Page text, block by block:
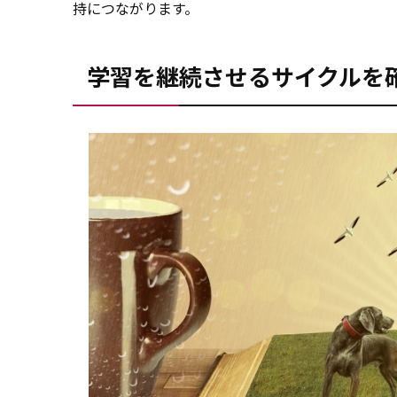
持につながります。
学習を継続させるサイクルを